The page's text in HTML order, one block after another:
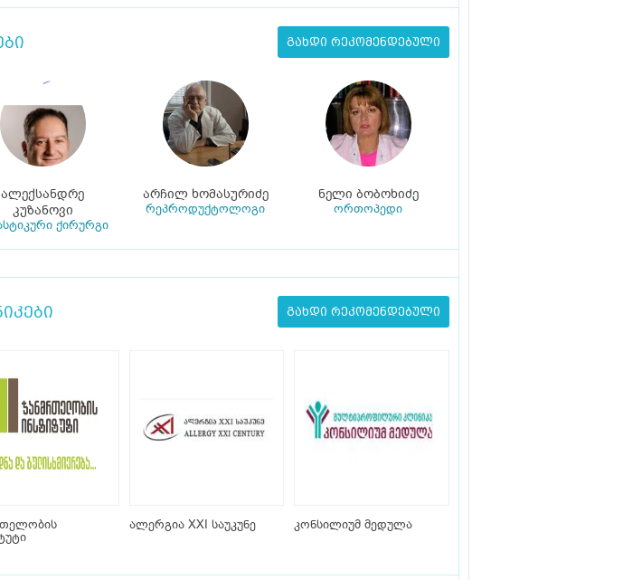
გახდი რეკომენდებული
ალექსანდრე
კუზანოვი
ქირურგი
არჩილ ხომასურიძე
რეპროდუქტოლოგი
ნელი ბობოხიძე
ორთოპედი
გახდი რეკომენდებული
ალერგია XXI საუკუნე კონსილიუმ მედულა